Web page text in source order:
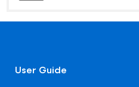
User Guide